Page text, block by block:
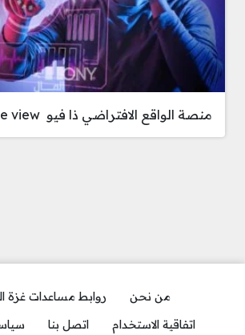
منصة الواقع الافتراضي ذا فيو The view
من نحن
روابط مساعدات غزة
اتفاقية الاستخدام
اتصل بنا